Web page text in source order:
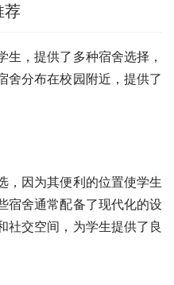
荐
，提供了多种宿舍选择，
舍分布在校园附近，提供了
，因为其便利的位置使学生
宿舍通常配备了现代化的设
社交空间，为学生提供了良